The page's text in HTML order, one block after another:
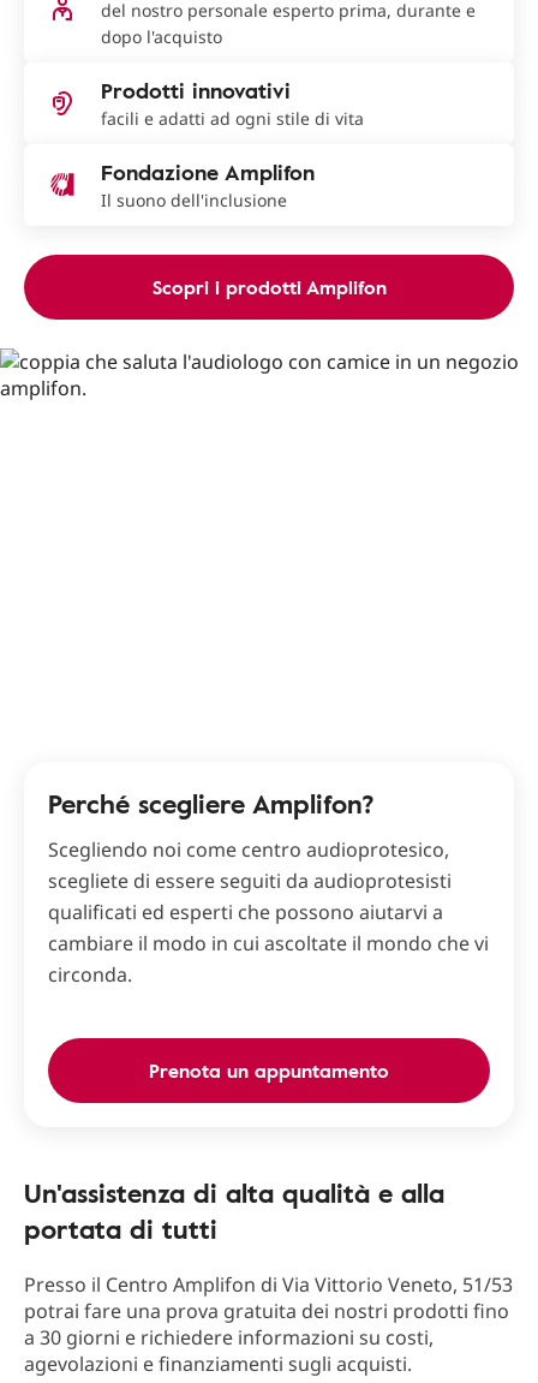
del nostro personale esperto prima, durante e
dopo l'acquisto
Prodotti innovativi
facili e adatti ad ogni stile di vita
Fondazione Amplifon
Il suono dell'inclusione
Scopri i prodotti Amplifon
Perché scegliere Amplifon?
Scegliendo noi come centro audioprotesico,
scegliete di essere seguiti da audioprotesisti
qualificati ed esperti che possono aiutarvi a
cambiare il modo in cui ascoltate il mondo che vi
circonda.
Prenota un appuntamento
Un'assistenza di alta qualità e alla
portata di tutti
Presso il Centro Amplifon di Via Vittorio Veneto, 51/53
potrai fare una prova gratuita dei nostri prodotti fino
a 30 giorni e richiedere informazioni su costi,
agevolazioni e finanziamenti sugli acquisti.